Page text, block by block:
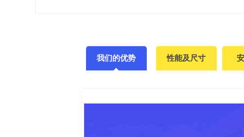
我们的优势 性能及尺寸